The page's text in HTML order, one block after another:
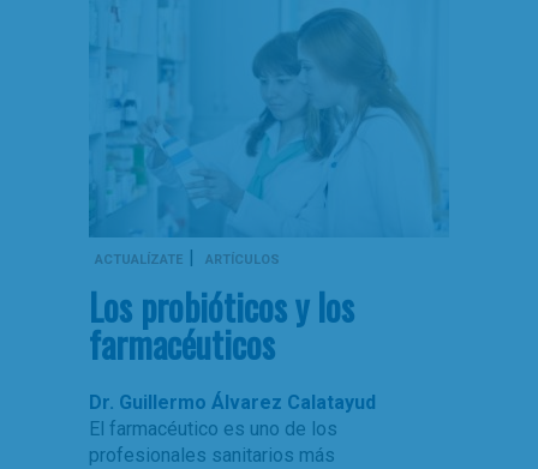
ACTUALÍZATE | ARTÍCULOS
Los probióticos y los
farmacéuticos
Dr. Guillermo Álvarez Calatayud
El farmacéutico es uno de los
profesionales sanitarios más